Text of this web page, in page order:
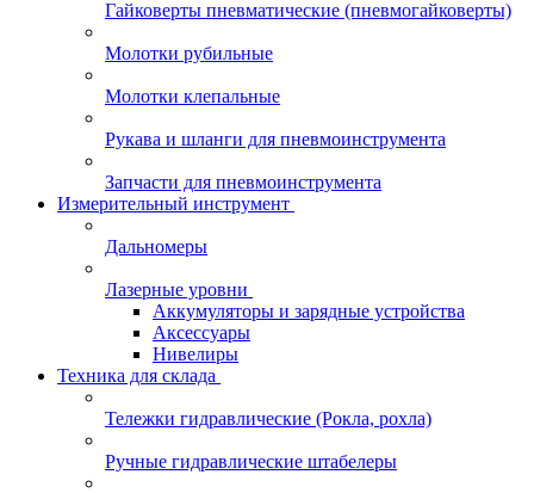
Гайковерты пневматические (пневмогайковерты)
Молотки рубильные
Молотки клепальные
Рукава и шланги для пневмоинструмента
Запчасти для пневмоинструмента
Измерительный инструмент
Дальномеры
Лазерные уровни
Аккумуляторы и зарядные устройства
Аксессуары
Нивелиры
Техника для склада
Тележки гидравлические (Рокла, рохла)
Ручные гидравлические штабелеры